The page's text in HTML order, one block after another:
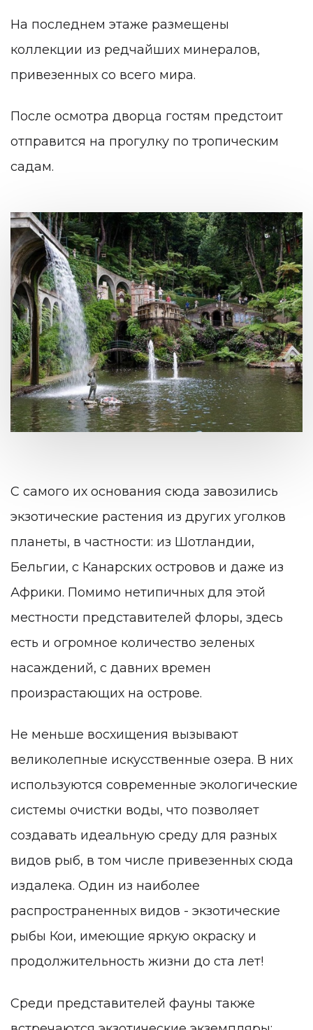
На последнем этаже размещены
коллекции из редчайших минералов,
привезенных со всего мира.
После осмотра дворца гостям предстоит
отправится на прогулку по тропическим
садам.
С самого их основания сюда завозились
экзотические растения из других уголков
планеты, в частности: из Шотландии,
Бельгии, с Канарских островов и даже из
Африки. Помимо нетипичных для этой
местности представителей флоры, здесь
есть и огромное количество зеленых
насаждений, с давних времен
произрастающих на острове.
Не меньше восхищения вызывают
великолепные искусственные озера. В них
используются современные экологические
системы очистки воды, что позволяет
создавать идеальную среду для разных
видов рыб, в том числе привезенных сюда
издалека. Один из наиболее
распространенных видов - экзотические
рыбы Кои, имеющие яркую окраску и
продолжительность жизни до ста лет!
Среди представителей фауны также